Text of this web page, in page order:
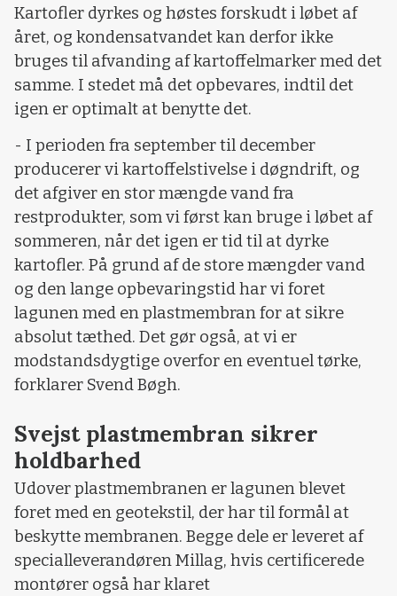
Kartofler dyrkes og høstes forskudt i løbet af
året, og kondensatvandet kan derfor ikke
bruges til afvanding af kartoffelmarker med det
samme. I stedet må det opbevares, indtil det
igen er optimalt at benytte det.
- I perioden fra september til december
producerer vi kartoffelstivelse i døgndrift, og
det afgiver en stor mængde vand fra
restprodukter, som vi først kan bruge i løbet af
sommeren, når det igen er tid til at dyrke
kartofler. På grund af de store mængder vand
og den lange opbevaringstid har vi foret
lagunen med en plastmembran for at sikre
absolut tæthed. Det gør også, at vi er
modstandsdygtige overfor en eventuel tørke,
forklarer Svend Bøgh.
Svejst plastmembran sikrer
holdbarhed
Udover plastmembranen er lagunen blevet
foret med en geotekstil, der har til formål at
beskytte membranen. Begge dele er leveret af
specialleverandøren Millag, hvis certificerede
montører også har klaret